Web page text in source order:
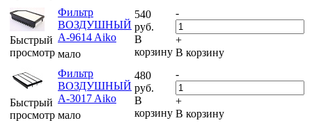
Быстрый
просмотр
Фильтр
ВОЗДУШНЫЙ
A-9614 Aiko
мало
540
руб.
В
корзину
-
+
В корзину
Быстрый
просмотр
Фильтр
ВОЗДУШНЫЙ
A-3017 Aiko
мало
480
руб.
В
корзину
-
+
В корзину